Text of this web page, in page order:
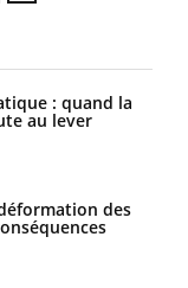
: quand la
au lever
des